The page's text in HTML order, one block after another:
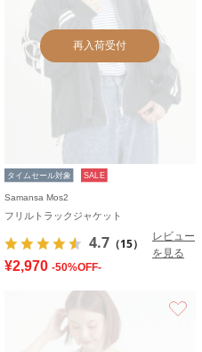
再入荷受付
タイムセール対象 SALE
Samansa Mos2
フリルトラックジャケット
4.7 （15）
レビュー
を見る
¥2,970 -50%OFF-